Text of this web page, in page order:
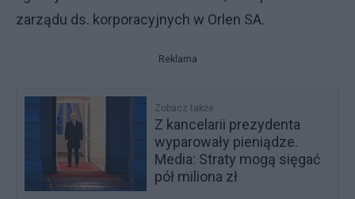
zarządu ds. korporacyjnych w Orlen SA.
Reklama
Zobacz także
Z kancelarii prezydenta
wyparowały pieniądze.
Media: Straty mogą sięgać
pół miliona zł